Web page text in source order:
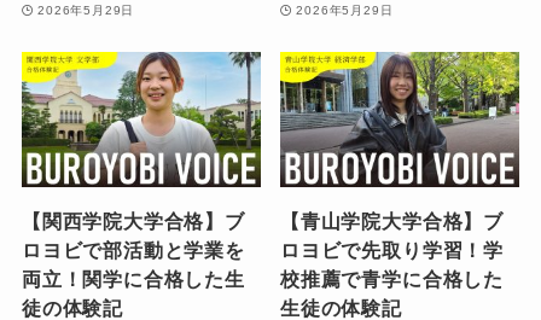
2026年5月29日 2026年5月29日
【関西学院大学合格】ブ
ロヨビで部活動と学業を
両立！関学に合格した生
徒の体験記
【青山学院大学合格】ブ
ロヨビで先取り学習！学
校推薦で青学に合格した
生徒の体験記